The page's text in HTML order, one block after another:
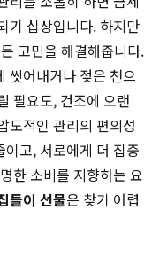
기 십상입니다. 하지만
고민을 해결해줍니다.
씻어내거나 젖은 천으
필요도, 건조에 오랜
도적인 관리의 편의성
고, 서로에게 더 집중
한 소비를 지향하는 요
들이 선물은 찾기 어렵